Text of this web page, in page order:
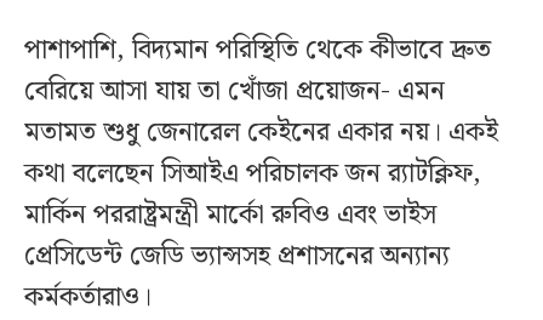
পাশাপাশি, বিদ্যমান পরিস্থিতি থেকে কীভাবে দ্রুত
বেরিয়ে আসা যায় তা খোঁজা প্রয়োজন- এমন
মতামত শুধু জেনারেল কেইনের একার নয়। একই
কথা বলেছেন সিআইএ পরিচালক জন র‍্যাটক্লিফ,
মার্কিন পররাষ্ট্রমন্ত্রী মার্কো রুবিও এবং ভাইস
প্রেসিডেন্ট জেডি ভ্যান্সসহ প্রশাসনের অন্যান্য
কর্মকর্তারাও।